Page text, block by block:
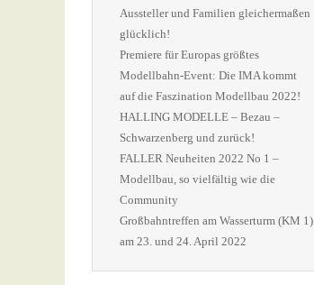
Aussteller und Familien gleichermaßen
glücklich!
Premiere für Europas größtes
Modellbahn-Event: Die IMA kommt
auf die Faszination Modellbau 2022!
HALLING MODELLE – Bezau –
Schwarzenberg und zurück!
FALLER Neuheiten 2022 No 1 –
Modellbau, so vielfältig wie die
Community
Großbahntreffen am Wasserturm (KM 1)
am 23. und 24. April 2022